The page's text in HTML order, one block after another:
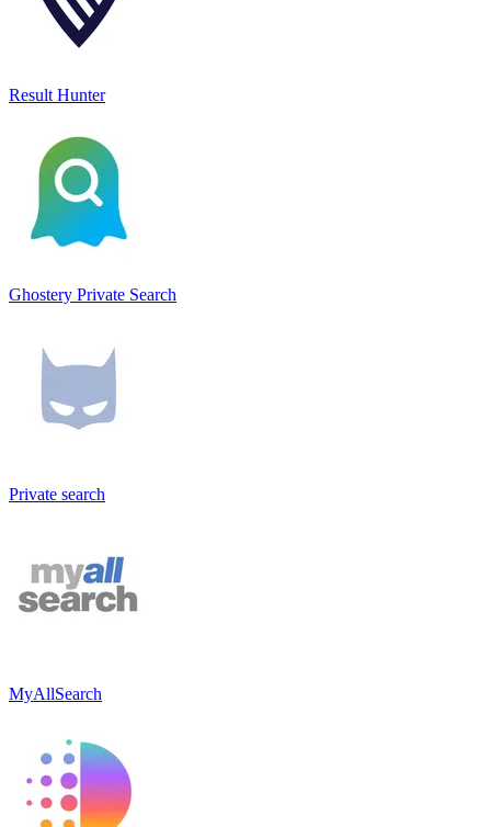
Result Hunter
Ghostery Private Search
Private search
MyAllSearch